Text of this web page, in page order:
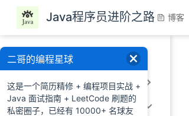
跳至主要內容
Java程序员进阶之路 博客
一、前言
二、Java基础
三、Java进阶
二哥的编程星球
这是一个简历精修 + 编程项目实战 +
Java 面试指南 + LeetCode 刷题的
私密圈子，已经有 10000+ 名球友